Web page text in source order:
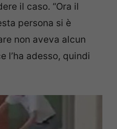
il caso. “Ora il
persona si è
non aveva alcun
l’ha adesso, quindi